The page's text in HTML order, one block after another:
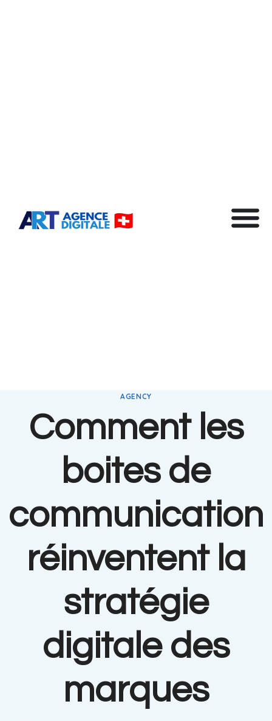
AGENCY
Comment les
boites de
communication
réinventent la
stratégie
digitale des
marques